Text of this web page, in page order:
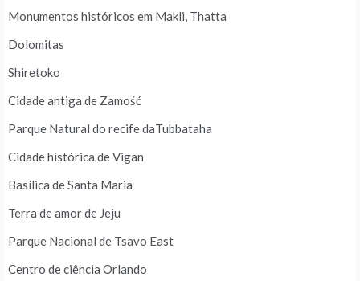
Monumentos históricos em Makli, Thatta
Dolomitas
Shiretoko
Cidade antiga de Zamość
Parque Natural do recife daTubbataha
Cidade histórica de Vigan
Basílica de Santa Maria
Terra de amor de Jeju
Parque Nacional de Tsavo East
Centro de ciência Orlando